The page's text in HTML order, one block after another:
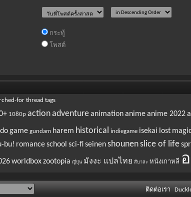
กระทู้
โพสต์
for thread tags
1080p actionadventureanimationanimeanime 2022
game gundam harem historical indiegame isekai lost
bu! romanceschool sci-fiseinenshounenslice of life
worldboxzootopia ญี่ปุ่น มังงะ แปลไทย สึบาสะ หนังเกาหลี
ติดต่อเรา